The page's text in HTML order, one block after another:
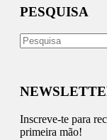
PESQUISA
Inscreve-te para
primeira mão!